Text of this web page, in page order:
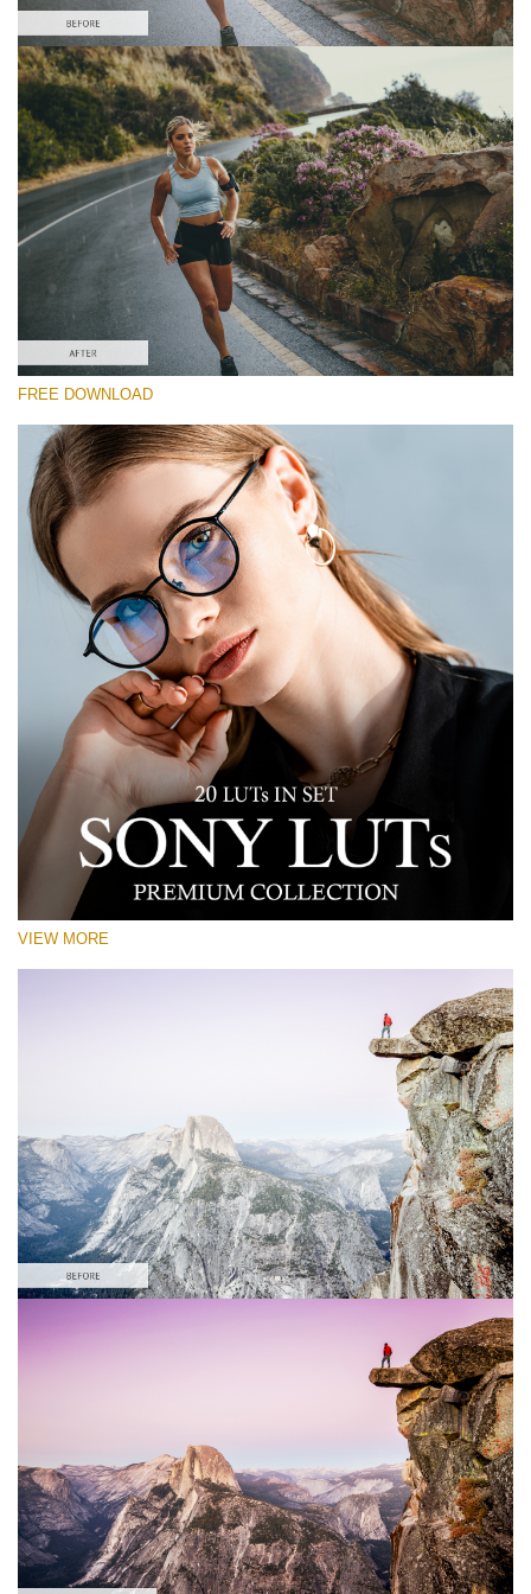
Please select
Free Sony LUT #2
Premium Sony LUTs
Must-Have Collection (160 LUTs)
Entire Collection (260 LUTs)
Free download
FREE DOWNLOAD
VIEW MORE